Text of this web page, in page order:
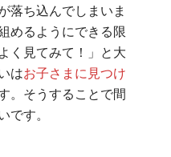
落ち込んでしまいま
めるようにできる限
く見てみて！」と大
はお子さまに見つけ
。そうすることで間
す。